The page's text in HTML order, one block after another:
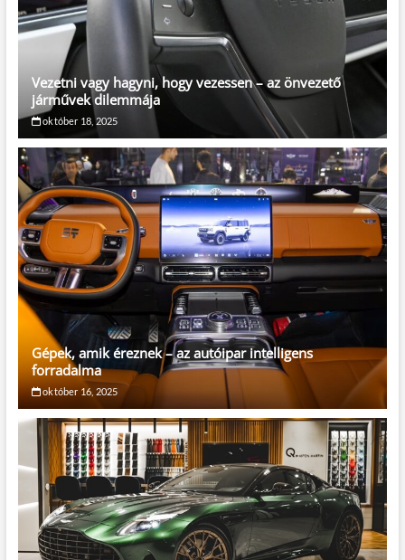
Vezetni vagy hagyni, hogy vezessen – az önvezető
járművek dilemmája
október 18, 2025
Gépek, amik éreznek – az autóipar intelligens
forradalma
október 16, 2025